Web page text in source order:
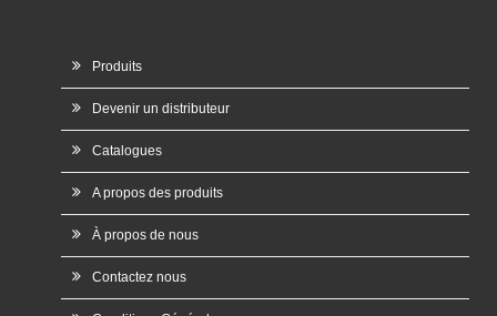
Produits
Devenir un distributeur
Catalogues
A propos des produits
À propos de nous
Contactez nous